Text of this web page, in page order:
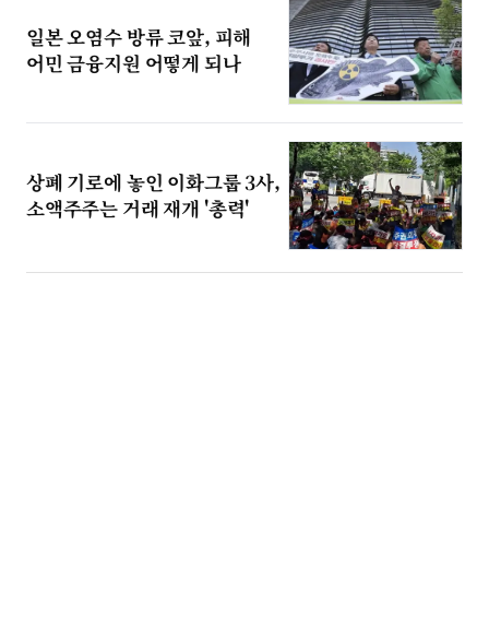
일본 오염수 방류 코앞, 피해
어민 금융지원 어떻게 되나
상폐 기로에 놓인 이화그룹 3사,
소액주주는 거래 재개 '총력'